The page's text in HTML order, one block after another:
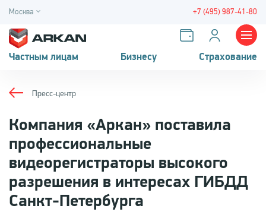
Москва +7 (495) 987-41-80
Частным лицам Бизнесу Страхование
Пресс-центр
Компания «Аркан» поставила
профессиональные
видеорегистраторы высокого
разрешения в интересах ГИБДД
Санкт-Петербурга